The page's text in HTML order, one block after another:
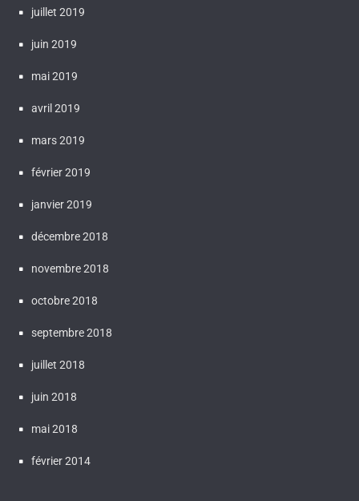
juillet 2019
juin 2019
mai 2019
avril 2019
mars 2019
février 2019
janvier 2019
décembre 2018
novembre 2018
octobre 2018
septembre 2018
juillet 2018
juin 2018
mai 2018
février 2014